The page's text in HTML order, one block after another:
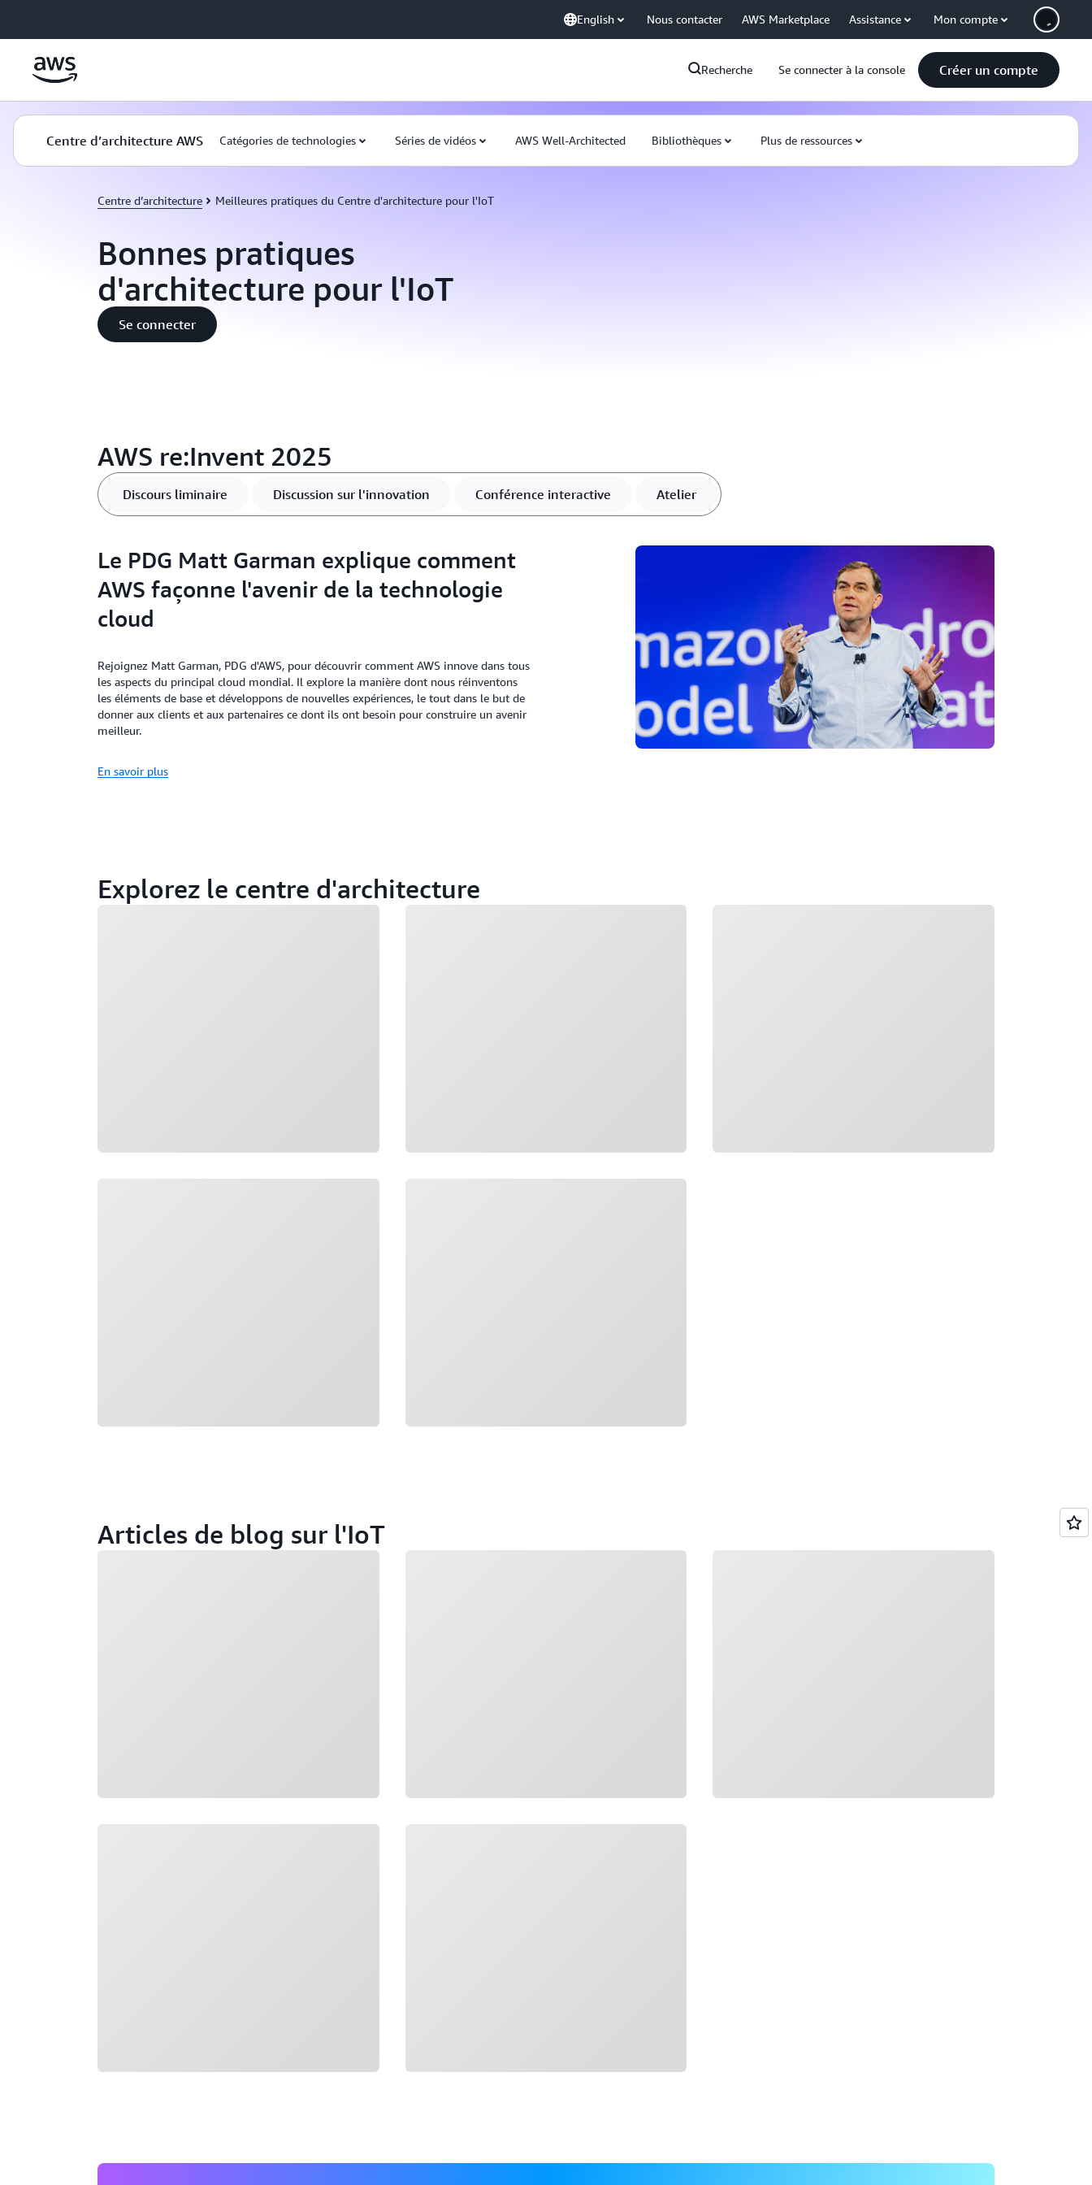
English Nous contacter AWS Marketplace Assistance Mon compte
Recherche Se connecter à la console Créer un compte
Centre d’architecture AWS Catégories de technologies Séries de vidéos AWS Well-Architected Bibliothèques Plus de ressources
Centre d’architecture Meilleures pratiques du Centre d'architecture pour l'IoT
Bonnes pratiques
d'architecture pour l'IoT
Se connecter
AWS re:Invent 2025
Discours liminaire Discussion sur l'innovation Conférence interactive Atelier
Le PDG Matt Garman explique comment
AWS façonne l'avenir de la technologie
cloud
Rejoignez Matt Garman, PDG d'AWS, pour découvrir comment AWS innove dans tous
les aspects du principal cloud mondial. Il explore la manière dont nous réinventons
les éléments de base et développons de nouvelles expériences, le tout dans le but de
donner aux clients et aux partenaires ce dont ils ont besoin pour construire un avenir
meilleur.
En savoir plus
Explorez le centre d'architecture
Articles de blog sur l'IoT